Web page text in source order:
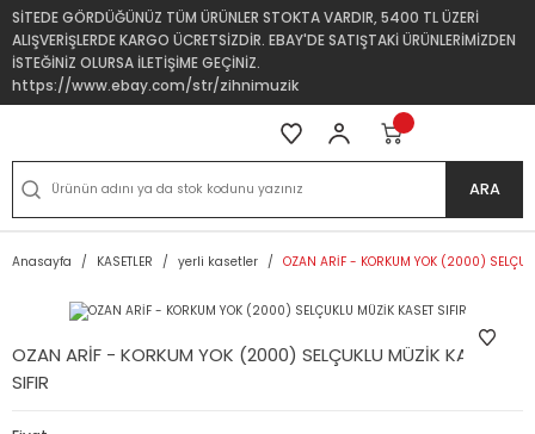
SİTEDE GÖRDÜĞÜNÜZ TÜM ÜRÜNLER STOKTA VARDIR, 5400 TL ÜZERİ
ALIŞVERİŞLERDE KARGO ÜCRETSİZDİR. EBAY'DE SATIŞTAKİ ÜRÜNLERİMİZDEN
İSTEĞİNİZ OLURSA İLETİŞİME GEÇİNİZ.
https://www.ebay.com/str/zihnimuzik
ARA
Anasayfa KASETLER yerli kasetler OZAN ARİF - KORKUM YOK (2000)
OZAN ARİF - KORKUM YOK (2000) SELÇUKLU MÜZİK KASET
SIFIR